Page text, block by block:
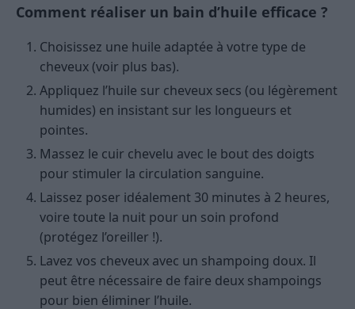
Comment réaliser un bain d’huile efficace ?
Choisissez une huile adaptée à votre type de
cheveux (voir plus bas).
Appliquez l’huile sur cheveux secs (ou légèrement
humides) en insistant sur les longueurs et
pointes.
Massez le cuir chevelu avec le bout des doigts
pour stimuler la circulation sanguine.
Laissez poser idéalement 30 minutes à 2 heures,
voire toute la nuit pour un soin profond
(protégez l’oreiller !).
Lavez vos cheveux avec un shampoing doux. Il
peut être nécessaire de faire deux shampoings
pour bien éliminer l’huile.